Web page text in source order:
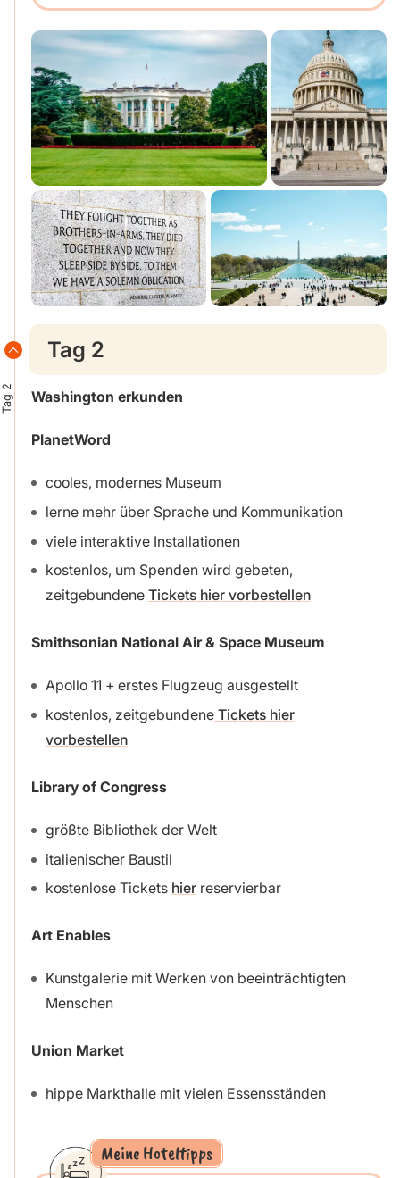
Tag 2
Tag 2
Washington erkunden
PlanetWord
cooles, modernes Museum
lerne mehr über Sprache und Kommunikation
viele interaktive Installationen
kostenlos, um Spenden wird gebeten,
zeitgebundene Tickets hier vorbestellen
Smithsonian National Air & Space Museum
Apollo 11 + erstes Flugzeug ausgestellt
kostenlos, zeitgebundeneTickets hier
vorbestellen
Library of Congress
größte Bibliothek der Welt
italienischer Baustil
kostenlose Tickets hierreservierbar
Art Enables
Kunstgalerie mit Werken von beeinträchtigten
Menschen
Union Market
hippe Markthalle mit vielen Essensständen
Meine Hoteltipps